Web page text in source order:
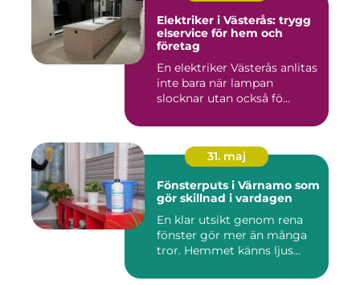
Elektriker i Västerås: trygg
elservice för hem och
företag
En elektriker Västerås anlitas
inte bara när lampan
slocknar utan också fö...
31. maj
Fönsterputs i Värnamo som
gör skillnad i vardagen
En klar utsikt genom rena
fönster gör mer än många
tror. Hemmet känns ljus...